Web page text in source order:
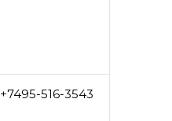
+7495-516-3543